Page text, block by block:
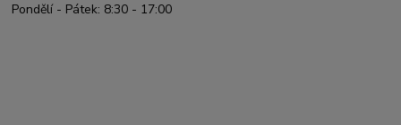
Pondělí - Pátek: 8:30 - 17:00